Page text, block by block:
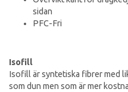
sidan
PFC-Fri
Isofill
Isofill är syntetiska fibrer med
som dun men som är mer